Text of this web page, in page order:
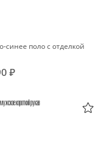
синее поло с отделкой
₽